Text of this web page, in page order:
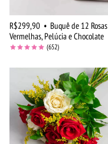
R$299,90 • Buquê de 12 Rosas
Vermelhas, Pelúcia e Chocolate
(652)